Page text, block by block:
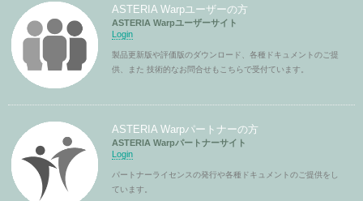
ASTERIA Warpユーザーの方
ASTERIA Warpユーザーサイト
Login
製品更新版や評価版のダウンロード、各種ドキュメントのご提
供、また 技術的なお問合せもこちらで受付ています。
ASTERIA Warpパートナーの方
ASTERIA Warpパートナーサイト
Login
パートナーライセンスの発行や各種ドキュメントのご提供をし
ています。